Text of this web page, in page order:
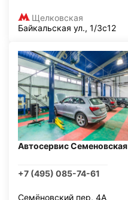
Щелковская
Байкальская ул., 1/3с12
Автосервис Семеновская
+7 (495) 085-74-61
Семёновский пер, 4А